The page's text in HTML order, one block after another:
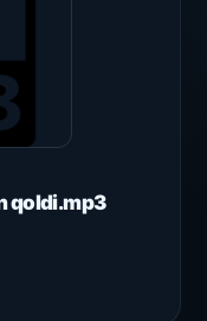
qoldi.mp3